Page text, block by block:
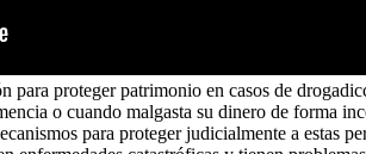
para proteger patrimonio en casos de
o cuando malgasta su dinero de forma
para proteger judicialmente a estas